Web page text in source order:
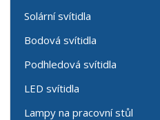
Solární svítidla
Bodová svítidla
Podhledová svítidla
LED svítidla
Lampy na pracovní stůl